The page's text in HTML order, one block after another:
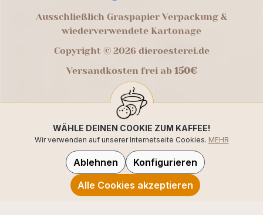
Ausschließlich Graspapier Verpackung &
wiederverwendete Kartonage
Copyright © 2026 dieroesterei.de
Versandkosten frei ab 150€
WÄHLE DEINEN COOKIE ZUM KAFFEE!
Wir verwenden auf unserer Internetseite Cookies. MEHR
Ablehnen
Konfigurieren
Alle Cookies akzeptieren